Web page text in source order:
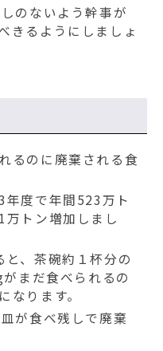
のないよう幹事が
きるようにしましょ
るのに廃棄される食
年度で年間523万ト
トン増加しまし
、茶碗約１杯分の
まだ食べられるの
なります。
が食べ残しで廃棄